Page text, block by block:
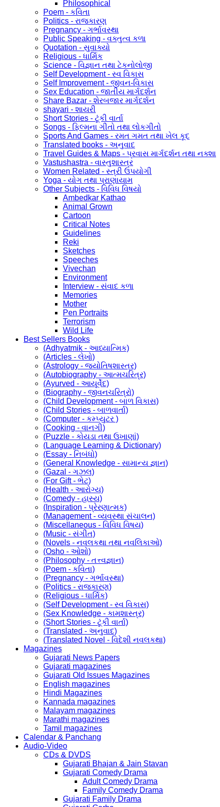
Philosophical
Poem - કવિતા
Politics - રાજકારણ
Pregnancy - ગર્ભાવસ્થા
Public Speaking - વક્તુત્વ કળા
Quotation - સુવાક્યો
Religious - ધાર્મિક
Science - વિજ્ઞાન તથા ટેકનોલોજી
Self Development - સ્વ વિકાસ
Self Improvement - જીવન-વિકાસ
Sex Education - જાતીય માર્ગદર્શન
Share Bazar - શેરબજાર માર્ગદર્શન
shayari - શાયરી
Short Stories - ટૂંકી વાર્તા
Songs - ફિલ્મના ગીતો તથા લોકગીતો
Sports And Games - રમત ગમત તથા ખેલ કૂદ
Translated books - અનુવાદ
Travel Guides & Maps - પ્રવાસ માર્ગદર્શન તથા નક્શા
Vastushastra - વાસ્તુશાસ્ત્ર
Women Related - સ્ત્રી ઉપયોગી
Yoga - યોગ તથા પ્રાણાયામ
Other Subjects - વિવિધ વિષયો
Ambedkar Kathao
Animal Grown
Cartoon
Critical Notes
Guidelines
Reki
Sketches
Speeches
Vivechan
Environment
Interview - સંવાદ કળા
Memories
Mother
Pen Portraits
Terrorism
Wild Life
Best Sellers Books
(Adhyatmik - આધ્યાત્મિક)
(Articles - લેખો)
(Astrology - જ્યોતિષશાસ્ત્ર)
(Autobiography - આત્મચરિત્ર)
(Ayurved - આયૂર્વેદ)
(Biography - જીવનચરિત્રો)
(Child Development - બાળ વિકાસ)
(Child Stories - બાળવાર્તા)
(Computer - કમ્પ્યુટર )
(Cooking - વાનગી)
(Puzzle - કોયડા તથા ઉખાણાં)
(Language Learning & Dictionary)
(Essay - નિબંધો)
(General Knowledge - સામાન્ય જ્ઞાન)
(Gazal - ગઝલ)
(For Gift - ભેટ)
(Health - આરોગ્ય)
(Comedy - હાસ્ય)
(Inspiration - પ્રેરણાત્મક)
(Management - વ્યવસ્થા સંચાલન)
(Miscellaneous - વિવિધ વિષય)
(Music - સંગીત)
(Novels - નવલકથા તથા નવલિકાઓ)
(Osho - ઓશો)
(Philosophy - તત્ત્વજ્ઞાન)
(Poem - કવિતા)
(Pregnancy - ગર્ભાવસ્થા)
(Politics - રાજકારણ)
(Religious - ધાર્મિક)
(Self Development - સ્વ વિકાસ)
(Sex Knowledge - કામશાસ્ત્ર)
(Short Stories - ટૂંકી વાર્તા)
(Translated - અનુવાદ)
(Translated Novel - વિદેશી નવલકથા)
Magazines
Gujarati News Papers
Gujarati magazines
Gujarati Old Issues Magazines
English magazines
Hindi Magazines
Kannada magazines
Malayam magazines
Marathi magazines
Tamil magazines
Calendar & Panchang
Audio-Video
CDs & DVDS
Gujarati Bhajan & Jain Stavan
Gujarati Comedy Drama
Adult Comedy Drama
Family Comedy Drama
Gujarati Family Drama